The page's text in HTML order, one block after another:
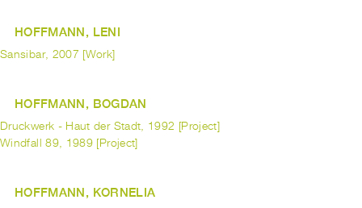
HOFFMANN, LENI
Sansibar, 2007 [Work]
HOFFMANN, BOGDAN
Druckwerk - Haut der Stadt, 1992 [Project]
Windfall 89, 1989 [Project]
HOFFMANN, KORNELIA